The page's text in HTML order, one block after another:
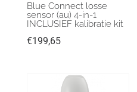
Blue Connect losse
sensor (au) 4-in-1
INCLUSIEF kalibratie kit
€199,65